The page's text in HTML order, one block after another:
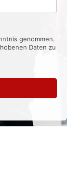
genommen.
Daten zu